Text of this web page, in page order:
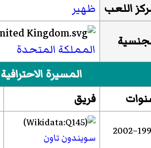
اللعب ظهير
المملكة المتحدة
المسيرة الاحترافية
فريق
سويندون تاون